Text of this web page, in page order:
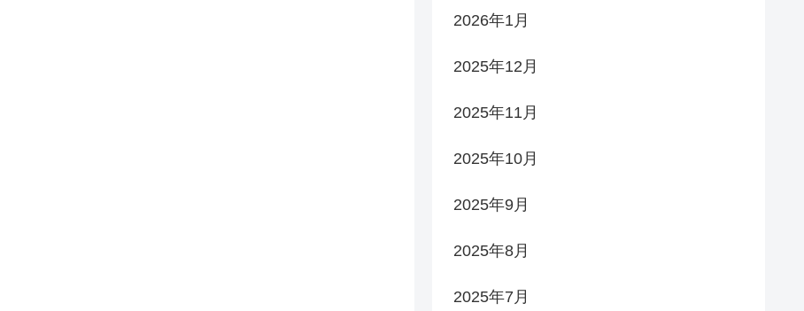
2026年1月
2025年12月
2025年11月
2025年10月
2025年9月
2025年8月
2025年7月